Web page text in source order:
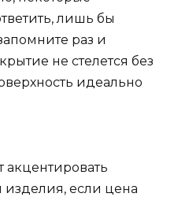
лишь бы
раз и
не стелется без
идеально
акцентировать
если цена